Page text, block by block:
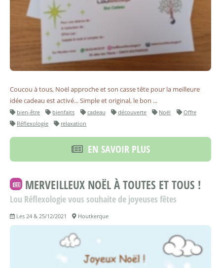
Coucou à tous, Noël approche et son casse tête pour la meilleure
idée cadeau est activé... Simple et original, le bon ...
bien-être bienfaits cadeau découverte Noël
Offre
Réflexologie
relaxation
EN SAVOIR PLUS
MERVEILLEUX NOËL À TOUTES ET TOUS !
Lou Réflexologie vous souhaite de joyeuses fêtes
Les 24 & 25/12/2021 Houtkerque